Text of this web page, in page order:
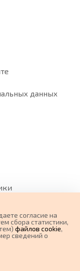
данных
согласие на
сбора статистики,
файлов cookie,
сведений о
типе
сведений о
совершены
на сайте